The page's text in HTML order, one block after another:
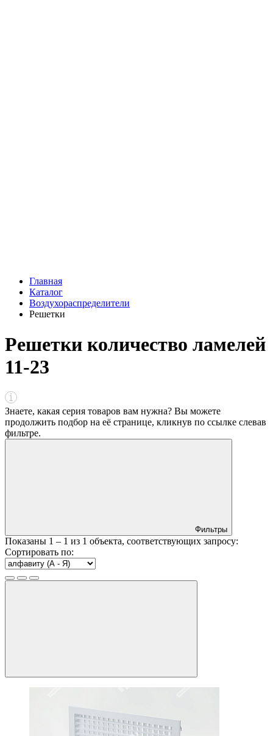
Главная
Каталог
Воздухораспределители
Решетки
Решетки количество ламелей
11-23
Знаете, какая серия товаров вам нужна? Вы можете
продолжить подбор на её странице, кликнув по ссылке слевав
фильтре.
Фильтры
Показаны 1 – 1 из 1 объекта, соответствующих запросу:
Сортировать по: